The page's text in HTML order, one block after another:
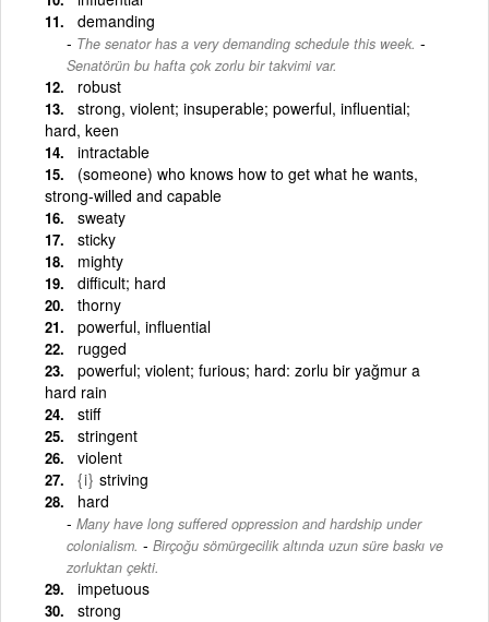
demanding
The senator has a very demanding schedule this week. -
Senatörün bu hafta çok zorlu bir takvimi var.
robust
strong, violent; insuperable; powerful, influential;
hard, keen
intractable
(someone) who knows how to get what he wants,
strong-willed and capable
sweaty
sticky
mighty
difficult; hard
thorny
powerful, influential
rugged
powerful; violent; furious; hard: zorlu bir yağmur a
hard rain
stiff
stringent
violent
{i} striving
hard
Many have long suffered oppression and hardship under
colonialism. - Birçoğu sömürgecilik altında uzun süre baskı ve
zorluktan çekti.
impetuous
strong